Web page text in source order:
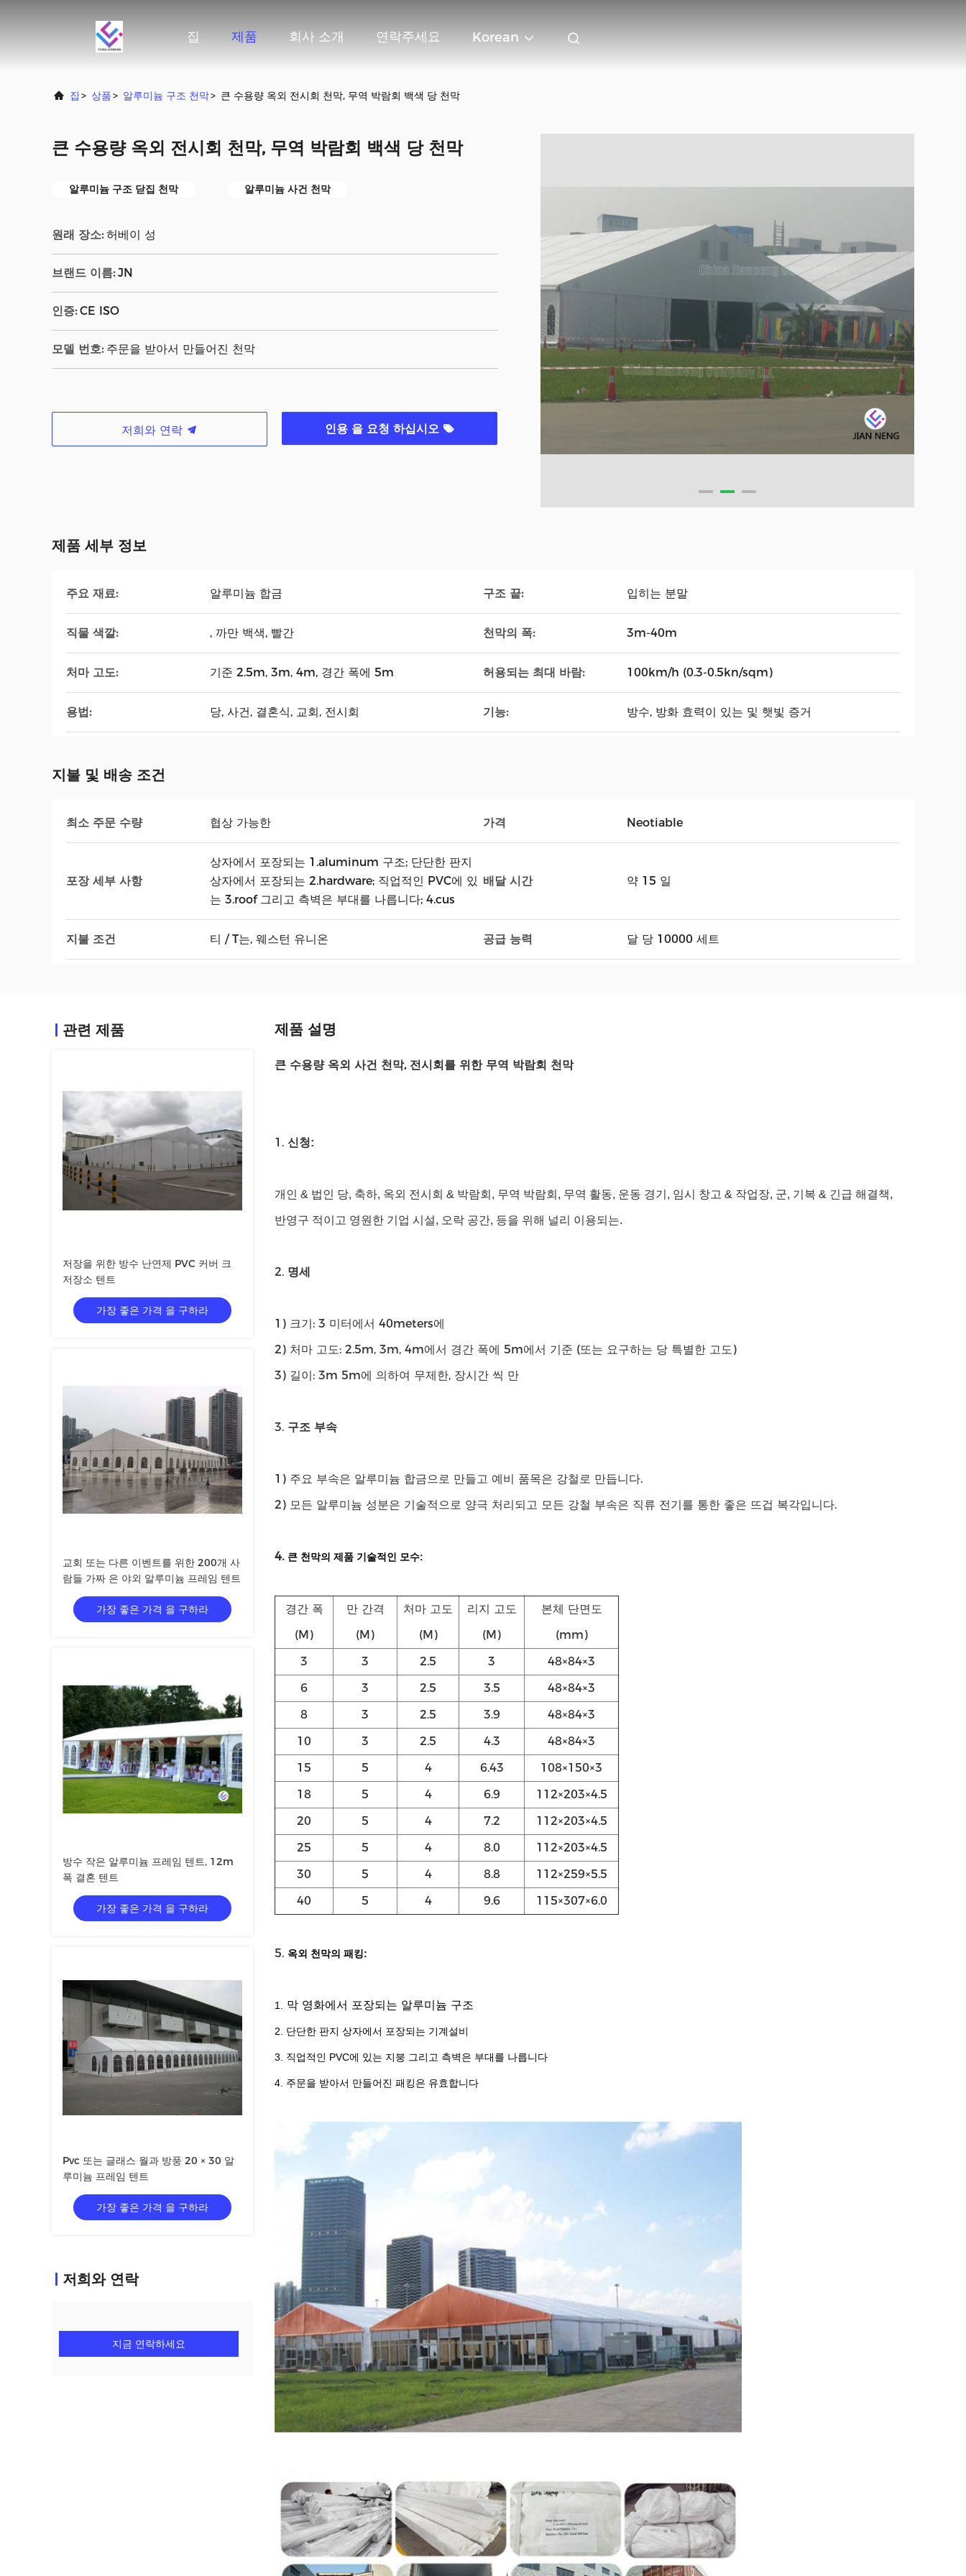
집 제품 회사 소개 연락주세요 Korean
집 > 상품> 알루미늄 구조 천막> 큰 수용량 옥외 전시회 천막, 무역 박람회 백색 당 천막
큰 수용량 옥외 전시회 천막, 무역 박람회 백색 당 천막
알루미늄 구조 닫집 천막 알루미늄 사건 천막
원래 장소: 허베이 성
브랜드 이름: JN
인증: CE ISO
모델 번호: 주문을 받아서 만들어진 천막
저희와 연락 인용 을 요청 하십시오
제품 세부 정보
주요 재료: 알루미늄 합금 구조 끝: 입히는 분말
직물 색깔: , 까만 백색, 빨간 천막의 폭: 3m-40m
처마 고도: 기준 2.5m, 3m, 4m, 경간 폭에 5m 허용되는 최대 바람: 100km/h (0.3-0.5kn/sqm)
용법: 당, 사건, 결혼식, 교회, 전시회 기능: 방수, 방화 효력이 있는 및 햇빛 증거
지불 및 배송 조건
최소 주문 수량 협상 가능한 가격 Neotiable
포장 세부 사항
상자에서 포장되는 1.aluminum 구조; 단단한 판지
상자에서 포장되는 2.hardware; 직업적인 PVC에 있
는 3.roof 그리고 측벽은 부대를 나릅니다; 4.cus
배달 시간 약 15 일
지불 조건 티 / T는, 웨스턴 유니온 공급 능력 달 당 10000 세트
관련 제품
저장을 위한 방수 난연제 PVC 커버 크
저장소 텐트
가장 좋은 가격 을 구하라
교회 또는 다른 이벤트를 위한 200개 사
람들 가짜 은 야외 알루미늄 프레임 텐트
가장 좋은 가격 을 구하라
방수 작은 알루미늄 프레임 텐트, 12m
폭 결혼 텐트
가장 좋은 가격 을 구하라
Pvc 또는 글래스 월과 방풍 20 × 30 알
루미늄 프레임 텐트
가장 좋은 가격 을 구하라
저희와 연락
지금 연락하세요
제품 설명
큰 수용량 옥외 사건 천막, 전시회를 위한 무역 박람회 천막
1. 신청:
개인 & 법인 당, 축하, 옥외 전시회 & 박람회, 무역 박람회, 무역 활동, 운동 경기, 임시 창고 & 작업장, 군, 기복 & 긴급 해결책,
반영구 적이고 영원한 기업 시설, 오락 공간, 등을 위해 널리 이용되는.
2. 명세
1) 크기: 3 미터에서 40meters에
2) 처마 고도: 2.5m, 3m, 4m에서 경간 폭에 5m에서 기준 (또는 요구하는 당 특별한 고도)
3) 길이: 3m 5m에 의하여 무제한, 장시간 씩 만
3. 구조 부속
1) 주요 부속은 알루미늄 합금으로 만들고 예비 품목은 강철로 만듭니다.
2) 모든 알루미늄 성분은 기술적으로 양극 처리되고 모든 강철 부속은 직류 전기를 통한 좋은 뜨겁 복각입니다.
4. 큰 천막의 제품 기술적인 모수:
경간 폭
(M)
만 간격
(M)
처마 고도
(M)
리지 고도
(M)
본체 단면도
(mm)
3
3 2.5 3
48×84×3
6
3 2.5 3.5
48×84×3
8
3 2.5 3.9
48×84×3
10
3 2.5 4.3
48×84×3
15
5 4 6.43
108×150×3
18
5 4 6.9
112×203×4.5
20
5 4 7.2
112×203×4.5
25
5 4 8.0
112×203×4.5
30
5 4 8.8
112×259×5.5
40
5 4 9.6 115×307×6.0
5. 옥외 천막의 패킹:
1. 막 영화에서 포장되는 알루미늄 구조
2. 단단한 판지 상자에서 포장되는 기계설비
3. 직업적인 PVC에 있는 지붕 그리고 측벽은 부대를 나릅니다
4. 주문을 받아서 만들어진 패킹은 유효합니다